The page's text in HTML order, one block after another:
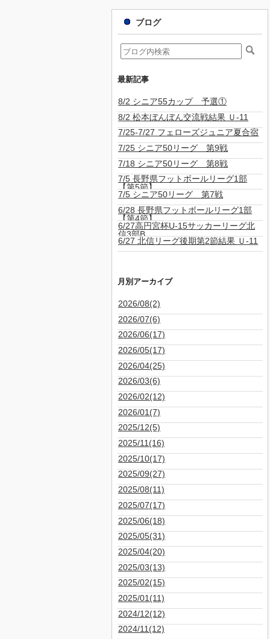
ブログ
最新記事
8/2 シニア55カップ 予選①
8/2 松本ぼんぼん交流戦結果 Ｕ-11
7/25-7/27 フェローズジュニア夏合宿
7/25 シニア50リーグ 第9戦
7/18 シニア50リーグ 第8戦
7/5 長野県フットボールリーグ1部
7/5 シニア50リーグ 第7戦
6/28 長野県フットボールリーグ1部
6/27高円宮杯U-15サッカーリーグ北
6/27 北信リーグ後期第2節結果 Ｕ-11
月別アーカイブ
2026/08(2)
2026/07(6)
2026/06(17)
2026/05(17)
2026/04(25)
2026/03(6)
2026/02(12)
2026/01(7)
2025/12(5)
2025/11(16)
2025/10(17)
2025/09(27)
2025/08(11)
2025/07(17)
2025/06(18)
2025/05(31)
2025/04(20)
2025/03(13)
2025/02(15)
2025/01(11)
2024/12(12)
2024/11(12)